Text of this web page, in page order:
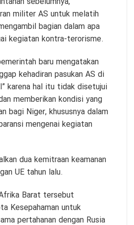
militer AS untuk melatih
bagian dalam apa
kegiatan kontra-terorisme.
baru mengatakan
kehadiran pasukan AS di
karena hal itu tidak disetujui
memberikan kondisi yang
bagi Niger, khususnya dalam
mengenai kegiatan
dua kemitraan keamanan
UE tahun lalu.
Barat tersebut
Kesepahaman untuk
pertahanan dengan Rusia